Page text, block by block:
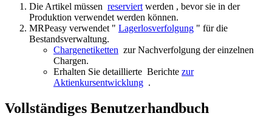
Die Artikel müssen reserviert werden , bevor sie in der
Produktion verwendet werden können.
MRPeasy verwendet " Lagerlosverfolgung " für die
Bestandsverwaltung.
Chargenetiketten zur Nachverfolgung der einzelnen
Chargen.
Erhalten Sie detaillierte Berichte zur
Aktienkursentwicklung .
Vollständiges Benutzerhandbuch